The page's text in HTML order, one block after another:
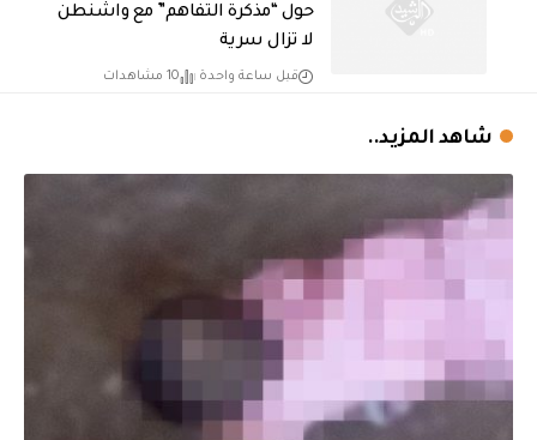
حول “مذكرة التفاهم” مع واشنطن
لا تزال سرية
قبل ساعة واحدة 10 مشاهدات
شاهد المزيد..